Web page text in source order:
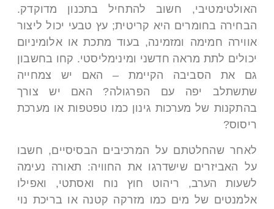
האולטימטיבי, חשוב להתחיל בתכנון מדוקדק.
הבחירה בחומרים היא קריטית; עץ טבעי יכול ליצור
אווירה חמימה ומזמינה, בעוד מתכת או אלומיניום
יכולים לתת מראה חדשני ומינימליסטי. קחו בחשבון
גם את הסביבה הקיימת – האם יש צמחייה
שתשתלב יפה עם הפרגולה? האם יש צורך
בהתקנות של מערכות גינון כמו טפטפות או מערכת
ריסוס?
לאחר שהחלטתם על המרכיבים הבסיסיים, חשבו
על האביזרים שישדרגו את החוויה: תאורה נעימה
לשעות הערב, ריהוט חוץ נוח ואסתטי, ואפילו
אלמנטים של מים כמו מזרקה קטנה או בריכת נוי